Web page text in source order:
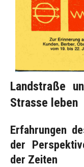
Landstraße
Strasse leben
Erfahrungen
der
der Zeiten